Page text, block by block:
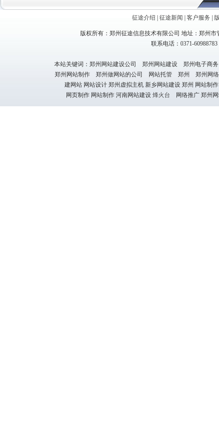
征途介绍 征途新闻 客户服务
版权所有：郑州征途信息技术有限公司 地址：郑州
联系电话：0371-
本站关键词：郑州网站建设公司 郑州网站建设 郑州电子
郑州网站制作 郑州做网站的公司 网站托管 郑州 郑州网
建网站 网站设计 郑州虚拟主机 新乡网站建设 郑州 网站制
网页制作 网站制作 河南网站建设 烽火台 网络推广 郑州